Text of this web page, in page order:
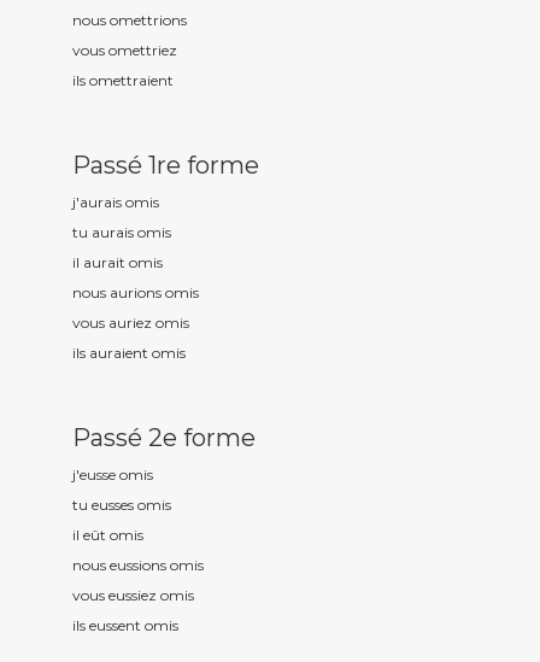
nous omettrions
vous omettriez
ils omettraient
Passé 1re forme
j'aurais omis
tu aurais omis
il aurait omis
nous aurions omis
vous auriez omis
ils auraient omis
Passé 2e forme
j'eusse omis
tu eusses omis
il eût omis
nous eussions omis
vous eussiez omis
ils eussent omis